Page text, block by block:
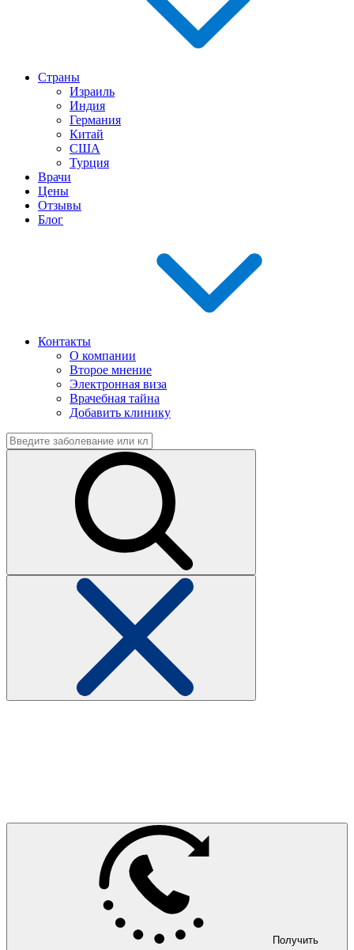
Страны
Израиль
Индия
Германия
Китай
США
Турция
Врачи
Цены
Отзывы
Блог
Контакты
О компании
Второе мнение
Электронная виза
Врачебная тайна
Добавить клинику
Получить